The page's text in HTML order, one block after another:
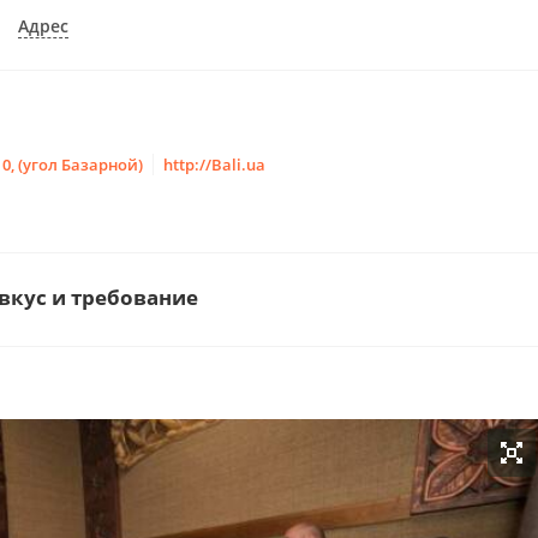
Адрес
(угол Базарной) http://Bali.ua
и требование